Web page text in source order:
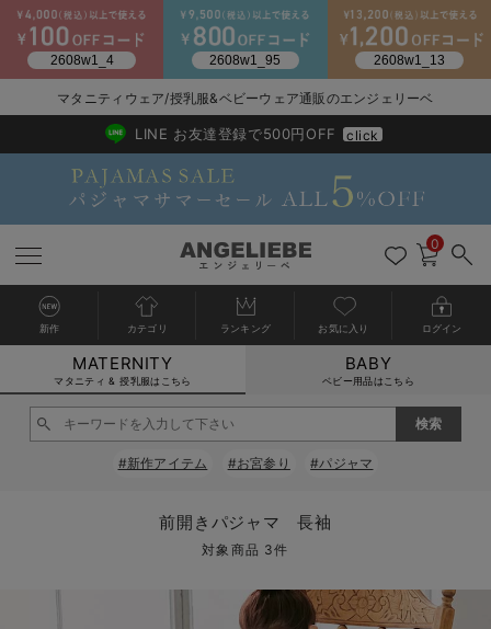
マタニティウェア全て
マタニティ ワンピース
マタニティ トップス
マタニティ 下着・インナー全て
授乳ブラ・マタニティブラ（マタニティインナー・産後用品）
マタニティ 授乳 キャミソール
授乳服全て
マタニティ フォーマル全て
マタニティ スーツ
マタニティ ドレス（結婚式・お呼ばれ）
マタニティ フォーマル パンツ・ボトムス
授乳用品全て
妊婦用 抱き枕・授乳クッション
マタニティレッグウェア全て
マタニティストッキング・タイツ
マタニティ ボディケア全て
アウトレット全て
【アウトレット】ワンピース
【アウトレット】パジャマ
特集全て
コットン素材
再入荷全て
再入荷｜インナー
戻る
送料無料アイテム全て
ワンピース
スカート
戻る
ブラキャミ おまとめ
戻る
【37周年祭セール】
【37周年祭セール】
戻る
気温差別オススメア
【15℃】3月下旬～
戻る
動きやすく着回しで
戻る
強撚スムース(コスパ
戻る
マタニティウェア
【おまとめ割】パジ
戻る
こだわりの履き心地
カジュアル
オフィス
戻る
ジャケット派
きれいめ美脚パンツ派
戻る
出産準備応援割全て
マタニティパジャマ
戻る
【オフィスカジュア
戻る
レギンスタイプ
戻る
【フォーマル】ワン
戻る
【ベビー】長袖
戻る
ハンカチ
短肌着
戻る
快適ウェア10%OFF
快適ウェア10%OFF
戻る
春のマタニティワン
セットアップ・ レイ
ジャンパースカート/
戻る
Gift Selection 出産
〜3,000円（税込）
10,001円（税込）〜
戻る
冬の冷え対策インナ
薄くてあったか
保温&リカバリー
戻る
入院準備の持ち物チ
入院してすぐ使うグ
戻る
冬のあったか特集全て
【冬のあったか特集
【冬のあったか特集
マタニティウェア/授乳服&ベビーウェア通販のエンジェリーベ
2026/NewArrival
送料495円(一部地域を除く) 7,700円以上で送料無料
LINE お友達登録で500円OFF click
0
新作 カテゴリ ランキング お気に入り ログイン
MATERNITY
マタニティ & 授乳服はこちら
BABY
ベビー用品はこちら
#新作アイテム #お宮参り #パジャマ
前開きパジャマ 長袖
対象商品 3件
カートに入れる
閉じる